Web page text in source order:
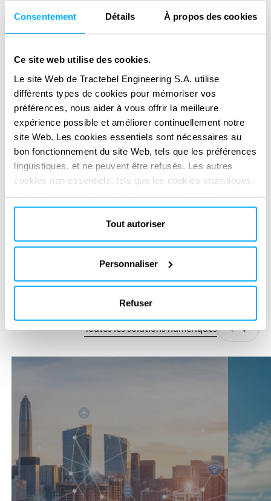
Consentement Détails À propos des cookies
Ce site web utilise des cookies.
Le site Web de Tractebel Engineering S.A. utilise
différents types de cookies pour mémoriser vos
préférences, nous aider à vous offrir la meilleure
expérience possible et améliorer continuellement notre
site Web. Les cookies essentiels sont nécessaires au
bon fonctionnement du site Web, tels que les préférences
linguistiques, et ne peuvent être refusés. Les autres
cookies non essentiels, tels que les cookies statistiques,
qu'après avoir cliqué sur « Accepter tout ». Pour plus
d'informations, veuillez consulter notre politique en
matière de cookies dans la section « À propos » et au
Tout autoriser
Personnaliser
Refuser
SERVICES FOURNIS
Technical & regulatory consultancy
production.
Development of new methods such as multi-hydrological
modelling, dynamic weighting of calibrated hydrological
models and stochastic weather generators.
Réinventez votre impact
solutions digitales
Réinventez votre impact
solutions digitales
Toutes les solutions numériques
360°SCANS